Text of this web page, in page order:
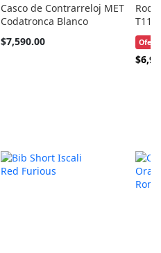
Casco de Contrarreloj MET
Codatronca Blanco
Tan
$7,590.00
Precio